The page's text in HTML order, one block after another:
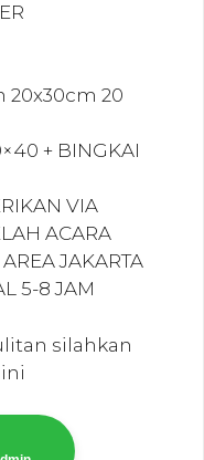
20x30cm 20
+ BINGKAI
VIA
ACARA
JAKARTA
5-8 JAM
silahkan